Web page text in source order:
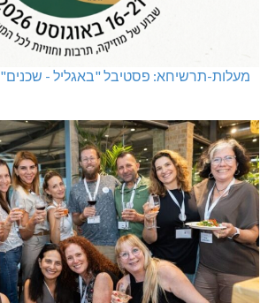
מעלות-תרשיחא: פסטיבל "באגליל - שכנים"